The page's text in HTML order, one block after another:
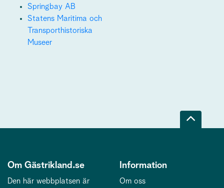
Springbay AB
Statens Maritima och
Transporthistoriska
Museer
Om Gästrikland.se
Den här webbplatsen är
Information
Om oss